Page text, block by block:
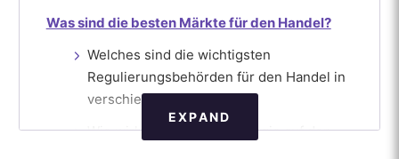
Was sind die besten Märkte für den Handel?
Welches sind die wichtigsten
Regulierungsbehörden für den Handel in
verschiedenen Märkten?
Wie wirkt sich die Technologie auf den
EXPAND